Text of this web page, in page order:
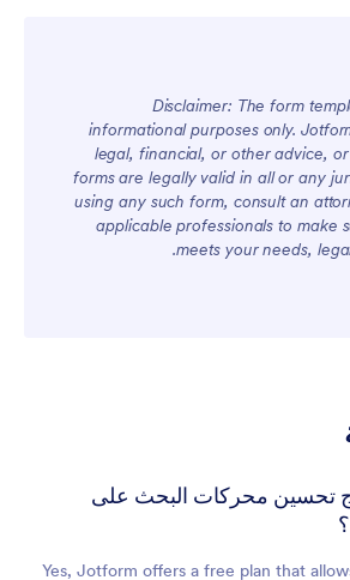
For Teams
Disclaimer: The form
informational purposes only.
legal, financial, or other advice,
forms are legally valid in all or any
using any such form, consult an
applicable professionals to make
meets your needs,
تحسين محركات البحث على
Yes, Jotform offers a free plan that